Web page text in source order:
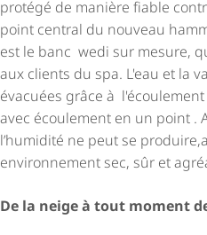
protégé de manière fiable
point central du nouveau
est le banc wedi sur mesure,
aux clients du spa. L'eau et la
évacuées grâce à
avec écoulement en un point .
l’humidité ne peut se
environnement sec, sûr et
De la neige à tout moment